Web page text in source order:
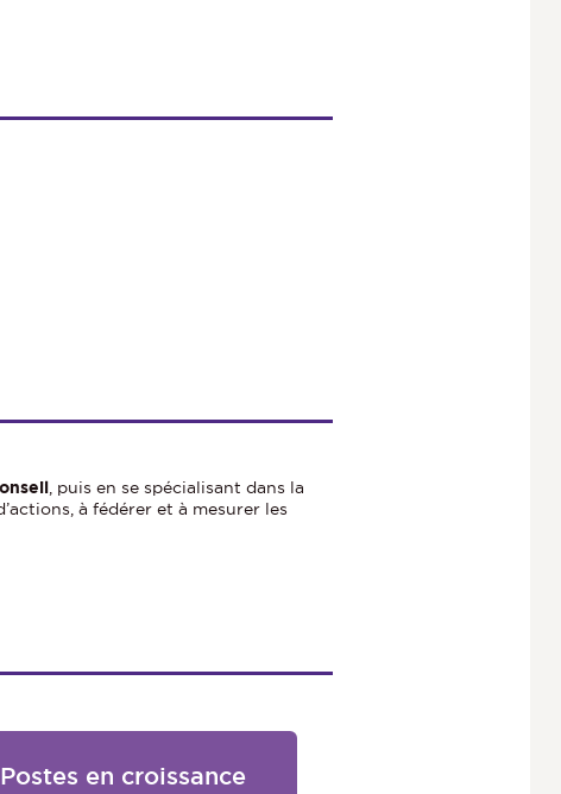
, puis en se spécialisant dans la
à fédérer et à mesurer les
Postes en croissance